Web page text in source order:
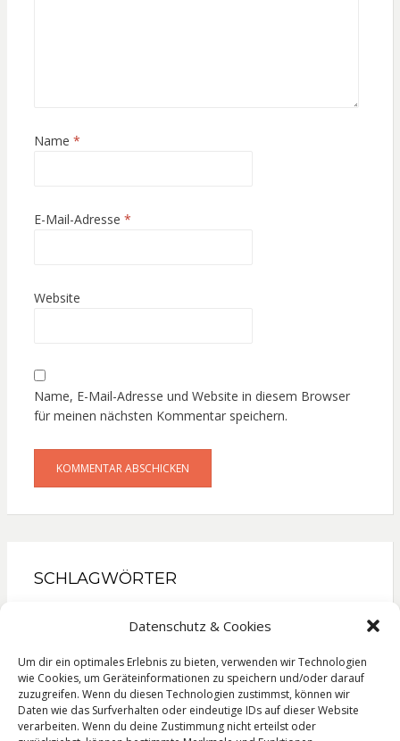
Datenschutz & Cookies
Um dir ein optimales Erlebnis zu bieten, verwenden wir Technologien
wie Cookies, um Geräteinformationen zu speichern und/oder darauf
zuzugreifen. Wenn du diesen Technologien zustimmst, können wir
Daten wie das Surfverhalten oder eindeutige IDs auf dieser Website
verarbeiten. Wenn du deine Zustimmung nicht erteilst oder
Name *
E-Mail-Adresse *
Website
Name, E-Mail-Adresse und Website in diesem Browser
für meinen nächsten Kommentar speichern.
SCHLAGWÖRTER
Gesellschaftsroman Kinderbuch
Kochbuch
Roman
Sachbuch Thriller